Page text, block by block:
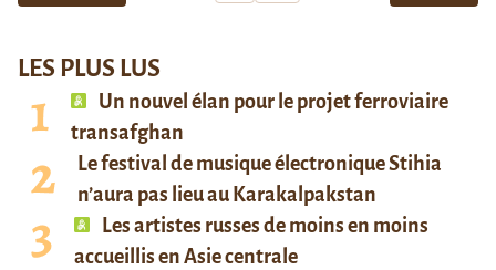
LES PLUS LUS
Un nouvel élan pour le projet ferroviaire
transafghan
Le festival de musique électronique Stihia
n’aura pas lieu au Karakalpakstan
Les artistes russes de moins en moins
accueillis en Asie centrale